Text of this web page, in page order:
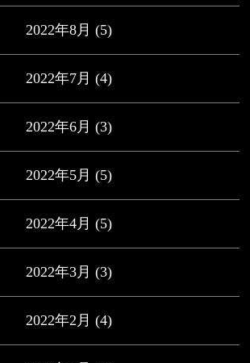
2022年8月 (5)
2022年7月 (4)
2022年6月 (3)
2022年5月 (5)
2022年4月 (5)
2022年3月 (3)
2022年2月 (4)